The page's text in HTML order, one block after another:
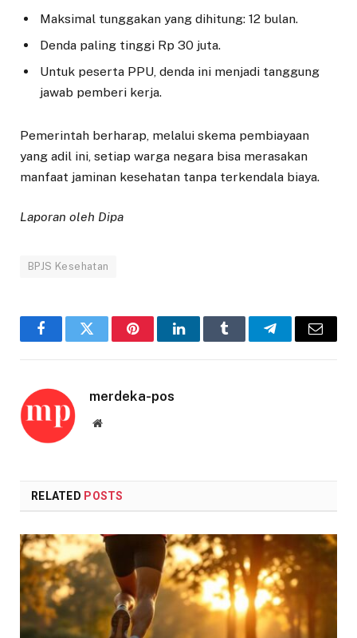
Maksimal tunggakan yang dihitung: 12 bulan.
Denda paling tinggi Rp 30 juta.
Untuk peserta PPU, denda ini menjadi tanggung
jawab pemberi kerja.
Pemerintah berharap, melalui skema pembiayaan
yang adil ini, setiap warga negara bisa merasakan
manfaat jaminan kesehatan tanpa terkendala biaya.
Laporan oleh Dipa
BPJS Kesehatan
FacebookTwitter PinterestLinkedInTumblr TelegramEmail
merdeka-pos
Website
RELATED POSTS